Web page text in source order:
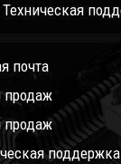
Техническая
почта
продаж
продаж
поддержка